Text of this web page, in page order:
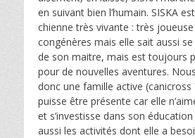
en suivant bien l’humain. SISKA
chienne très vivante : très
congénères mais elle sait aussi
de son maitre, mais est toujours
pour de nouvelles aventures.
donc une famille active (canicross
puisse être présente car elle
et s’investisse dans son
aussi les activités dont elle a